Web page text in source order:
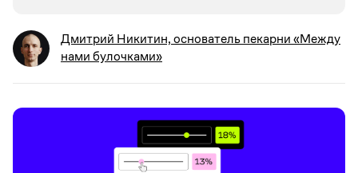
Дмитрий Никитин, основатель пекарни «Между
нами булочками»